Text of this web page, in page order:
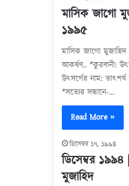
মাসিক জাগো
১৯৯৫
মাসিক জাগো
আকর্ষণ.. *কুরবানী:
উৎসর্গের নাম:
*সত্যের সন্ধানে-…
Read More »
ডিসেম্বর ১৭, ১৯৯৪
ডিসেম্বর
মুজাহিদ